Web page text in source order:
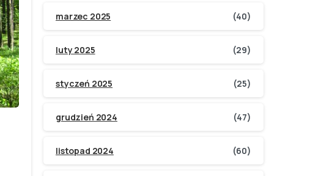
marzec 2025 (40)
luty 2025 (29)
styczeń 2025 (25)
grudzień 2024 (47)
listopad 2024 (60)